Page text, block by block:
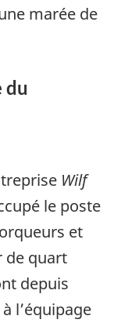
marée de
du
Wilf
le poste
et
de quart
depuis
l’équipage